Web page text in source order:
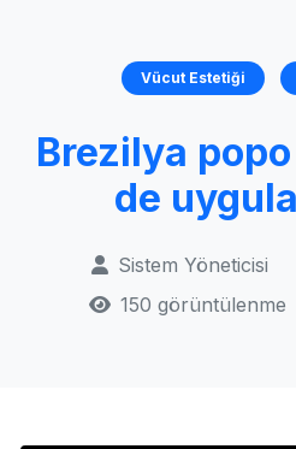
Vücut Estetiği
Brezilya
de
Sistem Yöneticisi
150 görüntülenme